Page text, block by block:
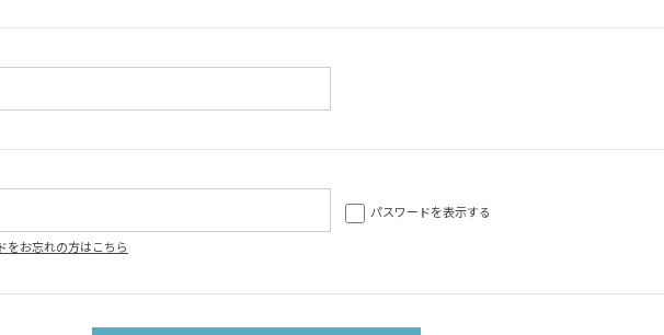
パスワードを表示する
をお忘れの方はこちら